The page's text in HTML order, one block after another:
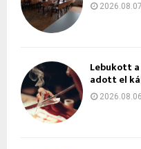
Lebukott
adott el